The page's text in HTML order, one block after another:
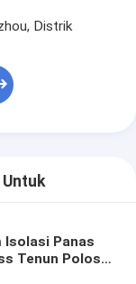
Distrik
Isolasi Panas
Tenun Polos